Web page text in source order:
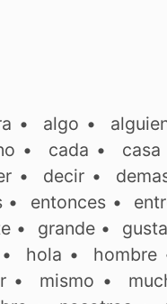
• algo •
• cada • casa
• decir•
• entonces•
• grande•
• hola • hombre
• mismo •